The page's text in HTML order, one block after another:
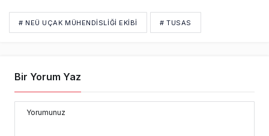
# NEÜ UÇAK MÜHENDISLIĞI EKIBI # TUSAS
Bir Yorum Yaz
Yorumunuz